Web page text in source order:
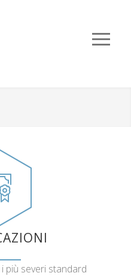
i più severi standard